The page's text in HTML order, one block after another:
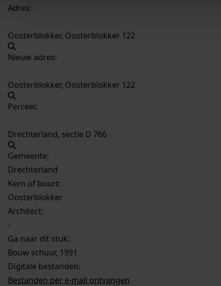
Adres:
Oosterblokker, Oosterblokker 122
Nieuw adres:
Oosterblokker, Oosterblokker 122
Perceel:
Drechterland, sectie D 766
Gemeente:
Drechterland
Kern of buurt:
Oosterblokker
Architect:
-
Ga naar dit stuk:
Bouw schuur, 1991
Digitale bestanden:
Bestanden per e-mail ontvangen